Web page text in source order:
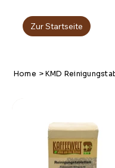
Zur Startseite
Home > KMD